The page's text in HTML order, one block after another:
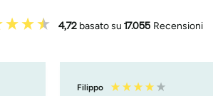
4,72 basato su 17.055 Recensioni
Trix